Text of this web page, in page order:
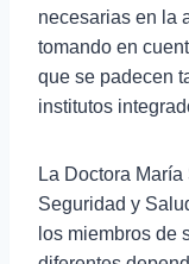
necesarias en la
tomando en
que se padecen
institutos
La Doctora
Seguridad y
los miembros de